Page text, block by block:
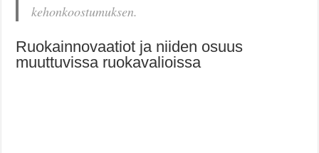
kehonkoostumuksen.
Ruokainnovaatiot ja niiden osuus
muuttuvissa ruokavalioissa